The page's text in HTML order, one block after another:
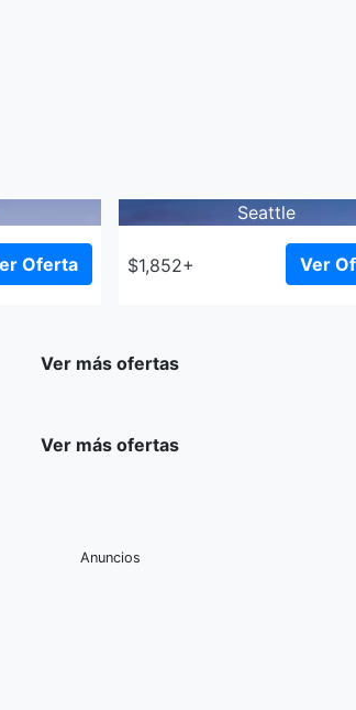
Oferta
Seattle
$1,852+ Ver
Ver más ofertas
Ver más ofertas
Anuncios